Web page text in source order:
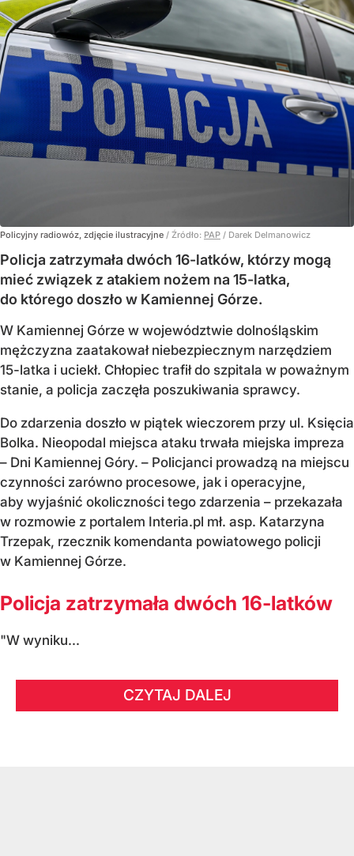
Policyjny radiowóz, zdjęcie ilustracyjne / Źródło: PAP / Darek Delmanowicz
Policja zatrzymała dwóch 16-latków, którzy mogą
mieć związek z atakiem nożem na 15-latka,
do którego doszło w Kamiennej Górze.
W Kamiennej Górze w województwie dolnośląskim
mężczyzna zaatakował niebezpiecznym narzędziem
15-latka i uciekł. Chłopiec trafił do szpitala w poważnym
stanie, a policja zaczęła poszukiwania sprawcy.
Do zdarzenia doszło w piątek wieczorem przy ul. Księcia
Bolka. Nieopodal miejsca ataku trwała miejska impreza
– Dni Kamiennej Góry. – Policjanci prowadzą na miejscu
czynności zarówno procesowe, jak i operacyjne,
aby wyjaśnić okoliczności tego zdarzenia – przekazała
w rozmowie z portalem Interia.pl mł. asp. Katarzyna
Trzepak, rzecznik komendanta powiatowego policji
w Kamiennej Górze.
Policja zatrzymała dwóch 16-latków
"W wyniku...
CZYTAJ DALEJ